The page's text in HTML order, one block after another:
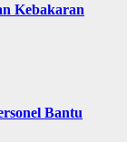
Kebakaran
Bantu